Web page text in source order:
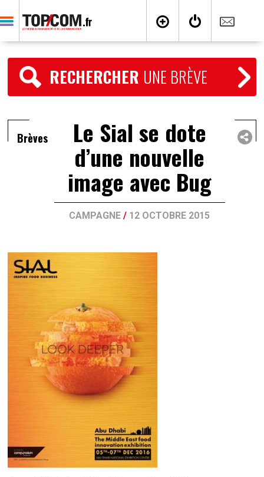
RECHERCHER UNE BRÈVE
Brèves Le Sial se dote
d’une nouvelle
image avec Bug
CAMPAGNE / 12 OCTOBRE 2015